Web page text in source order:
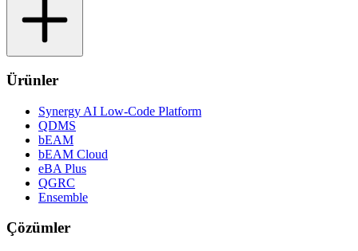
Ürünler
Synergy AI Low-Code Platform
QDMS
bEAM
bEAM Cloud
eBA Plus
QGRC
Ensemble
Çözümler